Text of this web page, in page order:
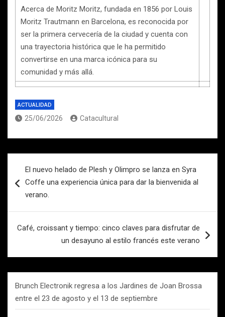
Acerca de Moritz Moritz, fundada en 1856 por Louis
Moritz Trautmann en Barcelona, es reconocida por
ser la primera cervecería de la ciudad y cuenta con
una trayectoria histórica que le ha permitido
convertirse en una marca icónica para su
comunidad y más allá.
ACTUALIDAD
25/06/2026 Catacultural
de
entradas
El nuevo helado de Plesh y Olimpro se lanza en Syra
Coffe una experiencia única para dar la bienvenida al
verano.
Café, croissant y tiempo: cinco claves para disfrutar de
un desayuno al estilo francés este verano
Brunch Electronik regresa a los Jardines de Joan Brossa
entre el 23 de agosto y el 13 de septiembre